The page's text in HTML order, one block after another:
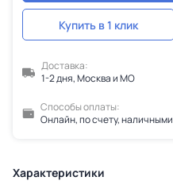
Купить в 1 клик
Доставка:
1-2 дня, Москва и МО
Способы оплаты:
Онлайн, по счету, наличными
Характеристики